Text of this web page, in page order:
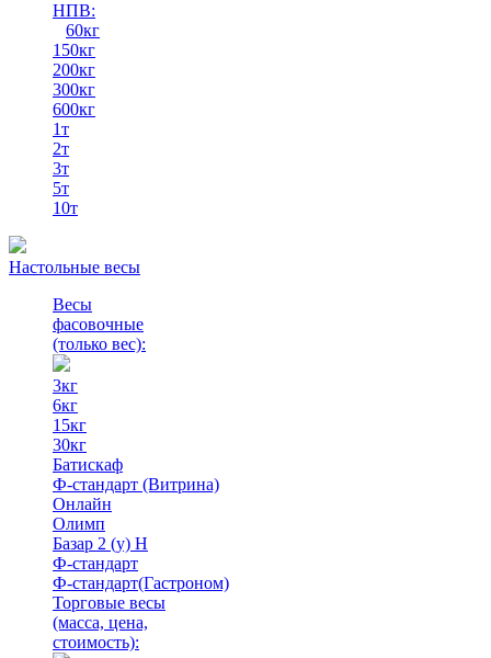
НПВ:
60кг
150кг
200кг
300кг
600кг
1т
2т
3т
5т
10т
Настольные весы
Весы
фасовочные
(только вес):
3кг
6кг
15кг
30кг
Батискаф
Ф-стандарт (Витрина)
Онлайн
Олимп
Базар 2 (у) Н
Ф-стандарт
Ф-стандарт(Гастроном)
Торговые весы
(масса, цена,
стоимость):